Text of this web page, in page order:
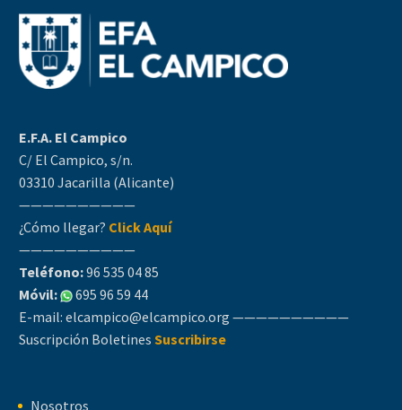
E.F.A. El Campico
C/ El Campico, s/n.
03310 Jacarilla (Alicante)
——————————
¿Cómo llegar? Click Aquí
——————————
Teléfono:96 535 04 85
Móvil:
695 96 59 44
E-mail: elcampico@elcampico.org ——————————
Suscripción Boletines Suscribirse
Nosotros